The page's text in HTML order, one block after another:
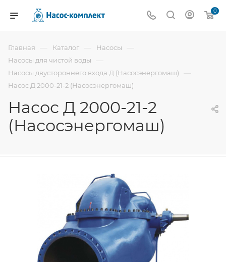
0
Главная — Каталог — Насосы —
Насосы для чистой воды —
Насосы двустороннего входа Д (Насосэнергомаш) —
Насос Д 2000-21-2 (Насосэнергомаш)
Насос Д 2000-21-2
(Насосэнергомаш)